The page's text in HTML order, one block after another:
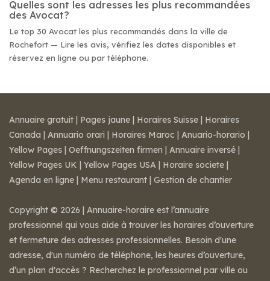
Quelles sont les adresses les plus recommandées
des Avocat?
Le top 30 Avocat les plus recommandés dans la ville de
Rochefort — Lire les avis, vérifiez les dates disponibles et
réservez en ligne ou par téléphone.
Annuaire gratuit | Pages jaune | Horaires Suisse | Horaires
Canada | Annuario orari | Horaires Maroc | Anuario-horario |
Yellow Pages | Oeffnungszeiten firmen | Annuaire inversé |
Yellow Pages UK | Yellow Pages USA | Horaire societe |
Agenda en ligne | Menu restaurant | Gestion de chantier
Copyright © 2026 | Annuaire-horaire est l’annuaire
professionnel qui vous aide à trouver les horaires d’ouverture
et fermeture des adresses professionnelles. Besoin d'une
adresse, d'un numéro de téléphone, les heures d’ouverture,
d’un plan d'accès ? Recherchez le professionnel par ville ou